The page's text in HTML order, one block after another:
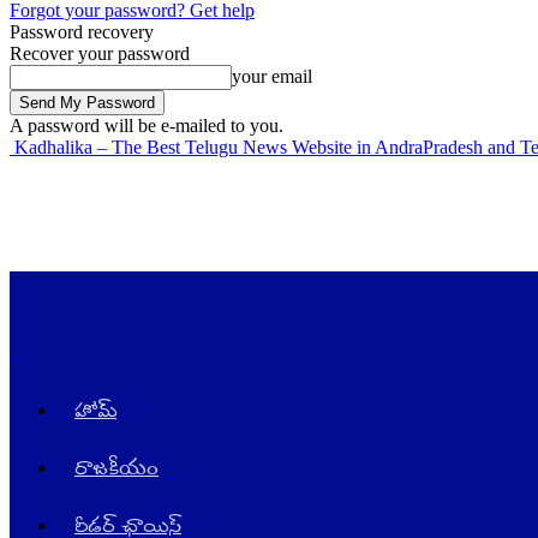
Forgot your password? Get help
Password recovery
Recover your password
your email
A password will be e-mailed to you.
Kadhalika – The Best Telugu News Website in AndraPradesh and
హోమ్
రాజ‌కీయం
రీడర్ ఛాయిస్